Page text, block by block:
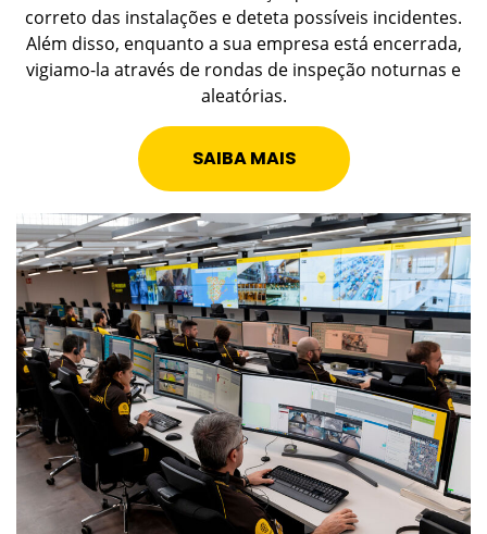
correto das instalações e deteta possíveis incidentes.
Além disso, enquanto a sua empresa está encerrada,
vigiamo-la através de rondas de inspeção noturnas e
aleatórias.
SAIBA MAIS